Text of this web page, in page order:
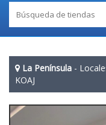
La Península -
KOAJ